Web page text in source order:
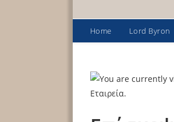
Home Lord Byron